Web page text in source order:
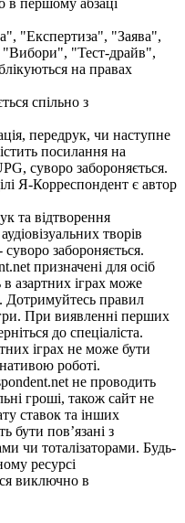
"Експертиза", "Заява",
"Тест-драйв",
на правах
спільно з
передрук, чи наступне
посилання на
суворо забороняється.
Я-Корреспондент є автор
та відтворення
творів
забороняється.
призначені для осіб
азартних іграх може
Дотримуйтесь правил
При виявленні перших
до спеціаліста.
іграх не може бути
роботі.
не проводить
гроші, також сайт не
ставок та інших
бути пов’язані з
чи тоталізаторами. Будь-
ресурсі
виключно в